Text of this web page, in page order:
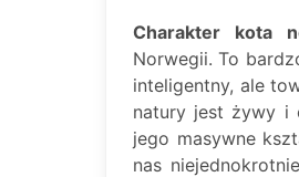
Charakter kota
Norwegii. To
inteligentny, ale
natury jest żywy i
jego masywne
nas